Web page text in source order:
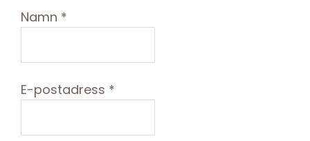
Namn *
E-postadress *